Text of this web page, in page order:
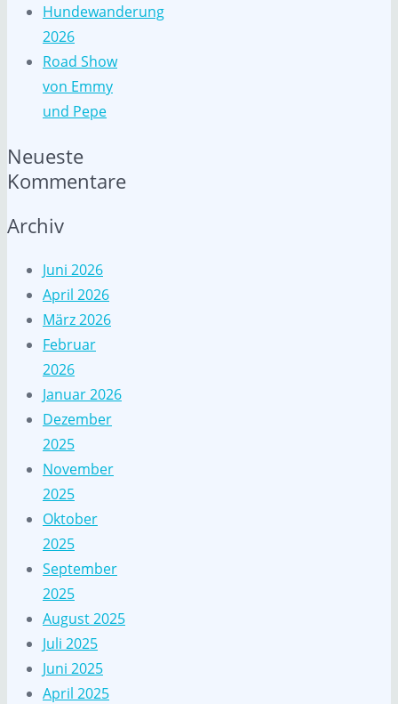
Hundewanderung
2026
Road Show
von Emmy
und Pepe
Neueste
Kommentare
Archiv
Juni 2026
April 2026
März 2026
Februar
2026
Januar 2026
Dezember
2025
November
2025
Oktober
2025
September
2025
August 2025
Juli 2025
Juni 2025
April 2025